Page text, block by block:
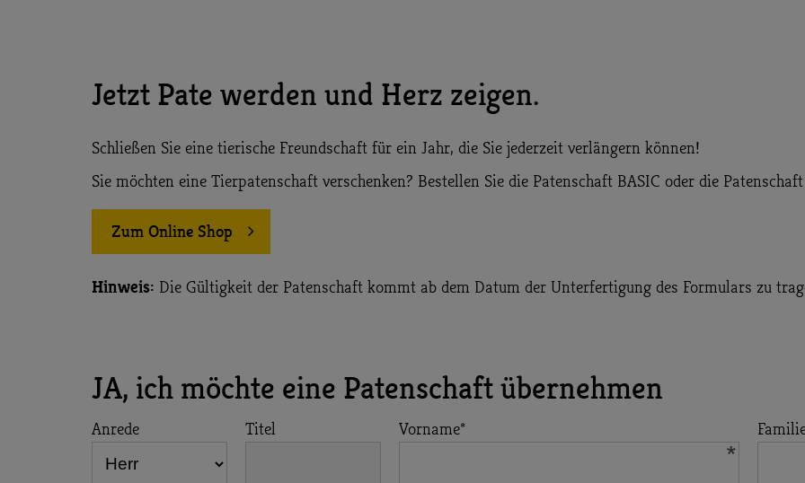
Jetzt Pate werden und Herz zeigen.
Schließen Sie eine tierische Freundschaft für ein Jahr, die Sie jederzeit verlängern können!
Sie möchten eine Tierpatenschaft verschenken? Bestellen Sie die Patenschaft BASIC oder die
Zum Online Shop
Hinweis: Die Gültigkeit der Patenschaft kommt ab dem Datum der Unterfertigung des Formulars zu
JA, ich möchte eine Patenschaft übernehmen
Anrede Titel Vorname*